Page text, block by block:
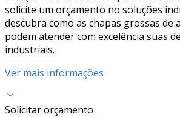
solicite um orçamento no soluções
descubra como as chapas grossas de
podem atender com excelência suas
industriais.
Ver mais informações
Solicitar orçamento